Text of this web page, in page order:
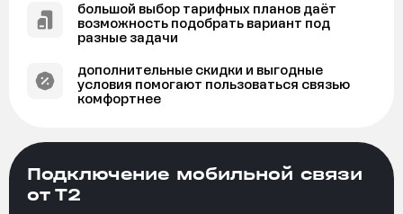
Подключение мобильной связи
от Т2
большой выбор тарифных планов даёт
возможность подобрать вариант под
разные задачи
дополнительные скидки и выгодные
условия помогают пользоваться связью
комфортнее